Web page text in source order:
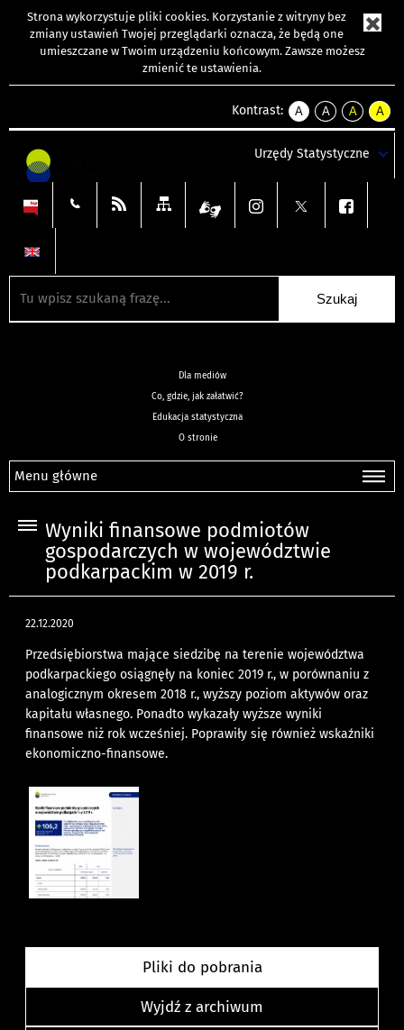
Strona wykorzystuje pliki cookies. Korzystanie z witryny bez
zmiany ustawień Twojej przeglądarki oznacza, że będą one
umieszczane w Twoim urządzeniu końcowym. Zawsze możesz
zmienić te ustawienia.
Kontrast:
A
kontrast
A
kontrast
tekst
czarnym
A
kontrast
tekst
czarnym
A
tekst
żółtym
Urzędy Statystyczne
Dla mediów
Co, gdzie, jak załatwić?
Edukacja statystyczna
O stronie
Menu główne
Wyniki finansowe podmiotów
gospodarczych w województwie
podkarpackim w 2019 r.
22.12.2020
Przedsiębiorstwa mające siedzibę na terenie województwa
podkarpackiego osiągnęły na koniec 2019 r., w porównaniu z
analogicznym okresem 2018 r., wyższy poziom aktywów oraz
kapitału własnego. Ponadto wykazały wyższe wyniki
finansowe niż rok wcześniej. Poprawiły się również wskaźniki
ekonomiczno-finansowe.
Pliki do pobrania
Wyjdź z archiwum